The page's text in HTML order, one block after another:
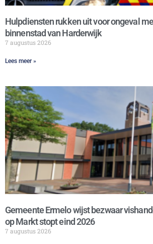
Hulpdiensten rukken uit voor ongeval
binnenstad van Harderwijk
7 augustus 2026
Lees meer »
Gemeente Ermelo wijst bezwaar
op Markt stopt eind 2026
7 augustus 2026